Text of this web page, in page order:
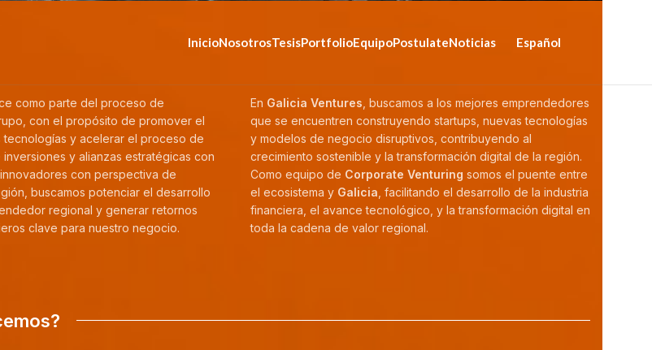
InicioNosotrosTesisPortfolioEquipoPostulateNoticias Español
como parte del proceso de
con el propósito de promover el
y acelerar el proceso de
y alianzas estratégicas con
con perspectiva de
buscamos potenciar el desarrollo
regional y generar retornos
clave para nuestro negocio.
En Galicia Ventures , buscamos a los mejores emprendedores
que se encuentren construyendo startups, nuevas tecnologías
y modelos de negocio disruptivos, contribuyendo al
crecimiento sostenible y la transformación digital de la región.
Como equipo de Corporate Venturing somos el puente entre
el ecosistema y Galicia , facilitando el desarrollo de la industria
financiera, el avance tecnológico, y la transformación digital en
toda la cadena de valor regional.